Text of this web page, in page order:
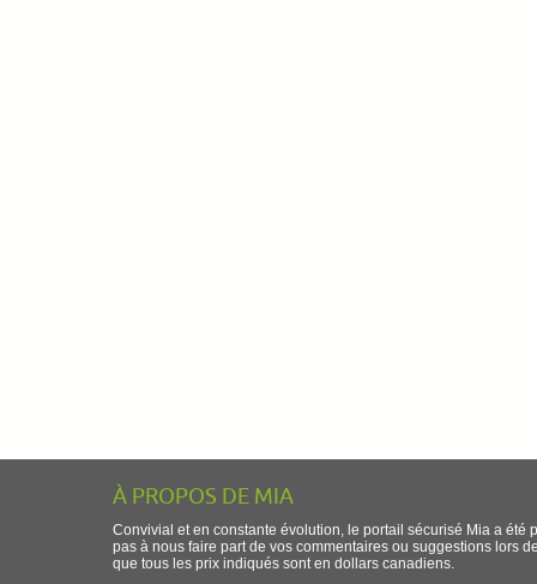
À PROPOS DE MIA
Convivial et en constante évolution, le portail sécurisé Mia a été
pas à nous faire part de vos commentaires ou suggestions lors
que tous les prix indiqués sont en dollars canadiens.